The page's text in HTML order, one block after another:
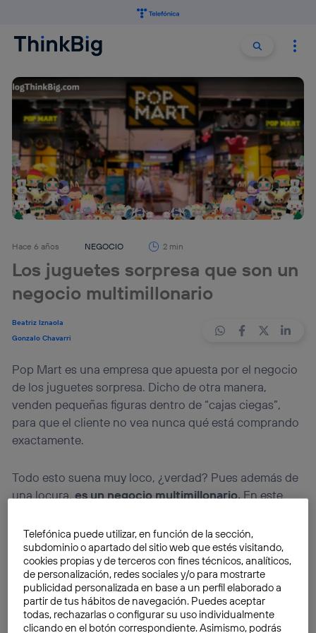
Buscar
Hace 6 años NEGOCIO 2 min
Los juguetes sorpresa que son un
negocio multimillonario
Beatriz Iznaola
Gonzalo Chavarri
Pop Mart es una empresa que apuesta por el negocio
de los juguetes sorpresa. Dicho de otra manera,
venden pequeñas figuras dentro de “cajas ciegas”,
para que el cliente no vea nunca qué está comprando
exactamente.
Todo esto suena muy loco, ¿verdad? Pues además de
una locura,es un negocio multimillonario.En este
¿Recordáis la ilusión que hacía abrir un huevo Kinder?
Esto sería algo parecido, pero sin chocolate. Su
fundador, Wang Ning, tiene 33 años y afirma quelos
juguetes sorpresa son la tendencia entre los más
jóvenes, no ya entre los niños, sino entre la
Telefónica puede utilizar, en función de la sección,
subdominio o apartado del sitio web que estés visitando,
cookies propias y de terceros con fines técnicos, analíticos,
de personalización, redes sociales y/o para mostrarte
publicidad personalizada en base a un perfil elaborado a
partir de tus hábitos de navegación. Puedes aceptar
todas, rechazarlas o configurar su uso individualmente
clicando en el botón correspondiente. Asimismo, podrás